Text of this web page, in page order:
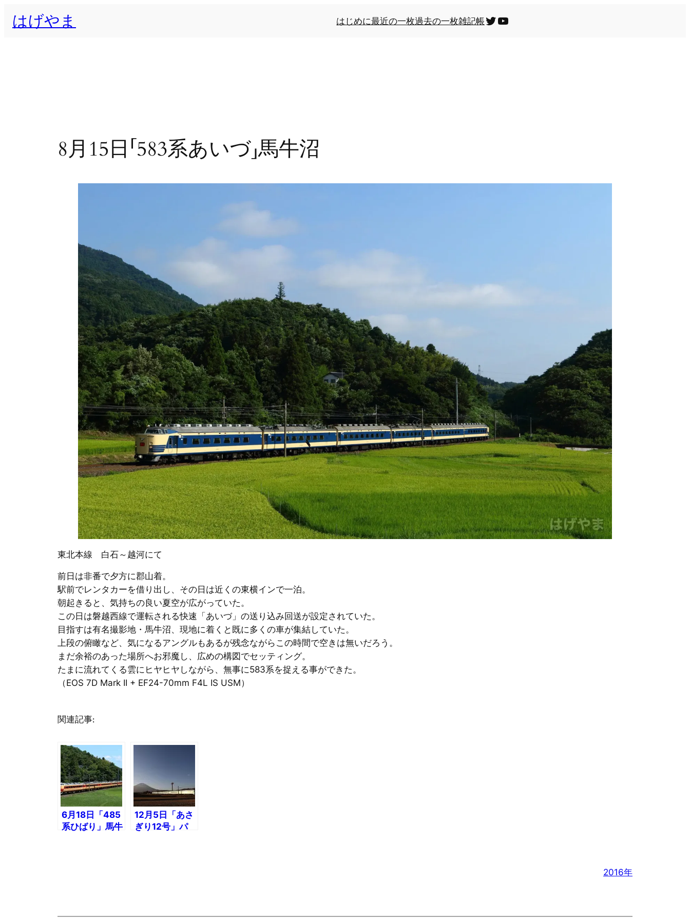
はげやま はじめに最近の一枚過去の一枚雑記帳 Twitter
YouTube
8月15日「583系あいづ」馬牛沼
東北本線 白石～越河にて
前日は非番で夕方に郡山着。
駅前でレンタカーを借り出し、その日は近くの東横インで一泊。
朝起きると、気持ちの良い夏空が広がっていた。
この日は磐越西線で運転される快速「あいづ」の送り込み回送が設定されていた。
目指すは有名撮影地・馬牛沼、現地に着くと既に多くの車が集結していた。
上段の俯瞰など、気になるアングルもあるが残念ながらこの時間で空きは無いだろう。
まだ余裕のあった場所へお邪魔し、広めの構図でセッティング。
たまに流れてくる雲にヒヤヒヤしながら、無事に583系を捉える事ができた。
（EOS 7D Mark II + EF24-70mm F4L IS USM）
関連記事:
6月18日「485
系ひばり」馬牛
12月5日「あさ
ぎり12号」パ
2016年